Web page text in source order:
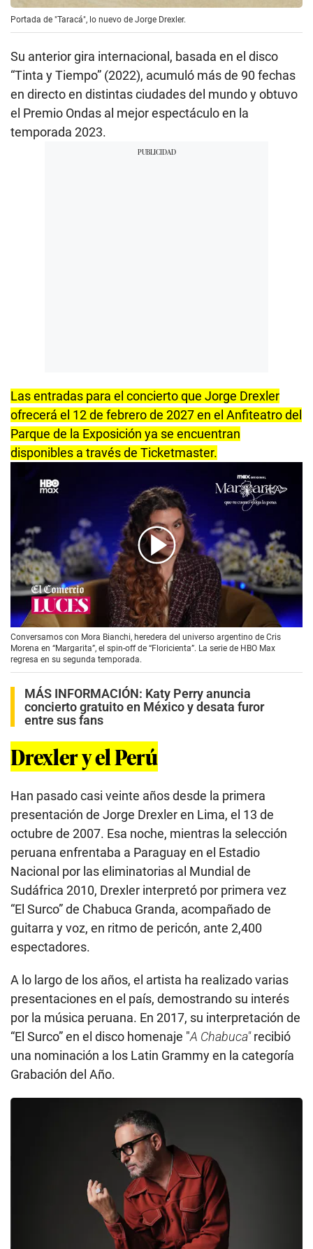
Portada de "Taracá", lo nuevo de Jorge Drexler.
Su anterior gira internacional, basada en el disco
“Tinta y Tiempo” (2022), acumuló más de 90 fechas
en directo en distintas ciudades del mundo y obtuvo
el Premio Ondas al mejor espectáculo en la
temporada 2023.
Las entradas para el concierto que Jorge Drexler
ofrecerá el 12 de febrero de 2027 en el Anfiteatro del
Parque de la Exposición ya se encuentran
disponibles a través de Ticketmaster.
00:00/11:05
Conversamos con Mora Bianchi, heredera del universo argentino de Cris
Morena en “Margarita”, el spin-off de “Floricienta”. La serie de HBO Max
regresa en su segunda temporada.
MÁS INFORMACIÓN: Katy Perry anuncia
concierto gratuito en México y desata furor
entre sus fans
Drexler y el Perú
Han pasado casi veinte años desde la primera
presentación de Jorge Drexler en Lima, el 13 de
octubre de 2007. Esa noche, mientras la selección
peruana enfrentaba a Paraguay en el Estadio
Nacional por las eliminatorias al Mundial de
Sudáfrica 2010, Drexler interpretó por primera vez
“El Surco” de Chabuca Granda, acompañado de
guitarra y voz, en ritmo de pericón, ante 2,400
espectadores.
A lo largo de los años, el artista ha realizado varias
presentaciones en el país, demostrando su interés
por la música peruana. En 2017, su interpretación de
“El Surco” en el disco homenaje "A Chabuca"recibió
una nominación a los Latin Grammy en la categoría
Grabación del Año.